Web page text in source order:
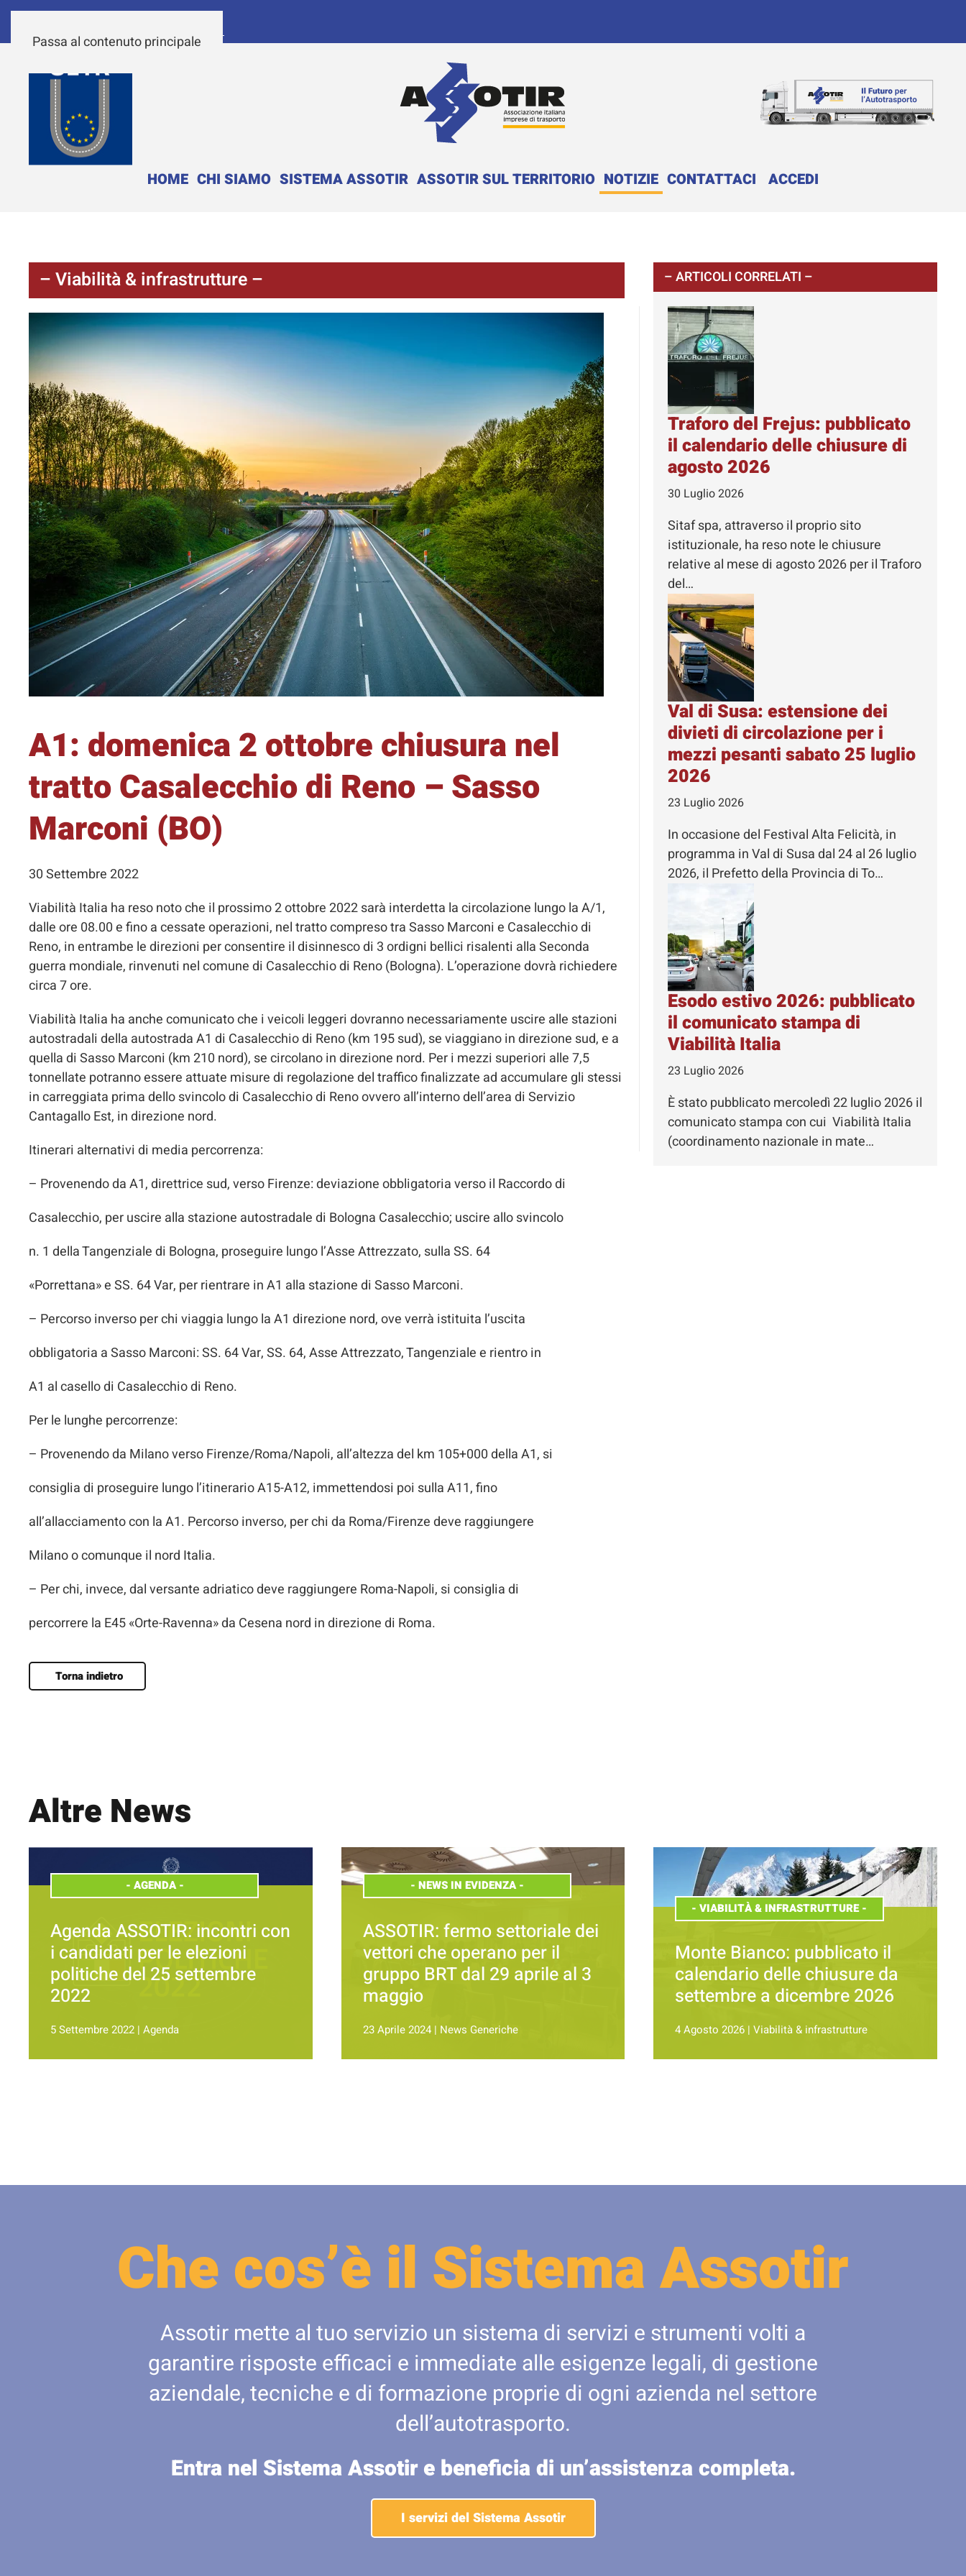
Passa al contenuto principale
HOME CHI SIAMO SISTEMA ASSOTIR ASSOTIR SUL TERRITORIO NOTIZIE CONTATTACI ACCEDI
– Viabilità & infrastrutture –
A1: domenica 2 ottobre chiusura nel
tratto Casalecchio di Reno – Sasso
Marconi (BO)
30 Settembre 2022
Viabilità Italia ha reso noto che il prossimo 2 ottobre 2022 sarà interdetta la circolazione lungo la A/1,
dalle ore 08.00 e fino a cessate operazioni, nel tratto compreso tra Sasso Marconi e Casalecchio di
Reno, in entrambe le direzioni per consentire il disinnesco di 3 ordigni bellici risalenti alla Seconda
guerra mondiale, rinvenuti nel comune di Casalecchio di Reno (Bologna). L’operazione dovrà richiedere
circa 7 ore.
Viabilità Italia ha anche comunicato che i veicoli leggeri dovranno necessariamente uscire alle stazioni
autostradali della autostrada A1 di Casalecchio di Reno (km 195 sud), se viaggiano in direzione sud, e a
quella di Sasso Marconi (km 210 nord), se circolano in direzione nord. Per i mezzi superiori alle 7,5
tonnellate potranno essere attuate misure di regolazione del traffico finalizzate ad accumulare gli stessi
in carreggiata prima dello svincolo di Casalecchio di Reno ovvero all’interno dell’area di Servizio
Cantagallo Est, in direzione nord.
Itinerari alternativi di media percorrenza:
– Provenendo da A1, direttrice sud, verso Firenze: deviazione obbligatoria verso il Raccordo di
Casalecchio, per uscire alla stazione autostradale di Bologna Casalecchio; uscire allo svincolo
n. 1 della Tangenziale di Bologna, proseguire lungo l’Asse Attrezzato, sulla SS. 64
«Porrettana» e SS. 64 Var, per rientrare in A1 alla stazione di Sasso Marconi.
– Percorso inverso per chi viaggia lungo la A1 direzione nord, ove verrà istituita l’uscita
obbligatoria a Sasso Marconi: SS. 64 Var, SS. 64, Asse Attrezzato, Tangenziale e rientro in
A1 al casello di Casalecchio di Reno.
Per le lunghe percorrenze:
– Provenendo da Milano verso Firenze/Roma/Napoli, all’altezza del km 105+000 della A1, si
consiglia di proseguire lungo l’itinerario A15-A12, immettendosi poi sulla A11, fino
all’allacciamento con la A1. Percorso inverso, per chi da Roma/Firenze deve raggiungere
Milano o comunque il nord Italia.
– Per chi, invece, dal versante adriatico deve raggiungere Roma-Napoli, si consiglia di
percorrere la E45 «Orte-Ravenna» da Cesena nord in direzione di Roma.
Torna indietro
– ARTICOLI CORRELATI –
Traforo del Frejus: pubblicato
il calendario delle chiusure di
agosto 2026
30 Luglio 2026
Sitaf spa, attraverso il proprio sito
istituzionale, ha reso note le chiusure
relative al mese di agosto 2026 per il Traforo
del…
Val di Susa: estensione dei
divieti di circolazione per i
mezzi pesanti sabato 25 luglio
2026
23 Luglio 2026
In occasione del Festival Alta Felicità, in
programma in Val di Susa dal 24 al 26 luglio
2026, il Prefetto della Provincia di To…
Esodo estivo 2026: pubblicato
il comunicato stampa di
Viabilità Italia
23 Luglio 2026
È stato pubblicato mercoledì 22 luglio 2026 il
comunicato stampa con cui Viabilità Italia
(coordinamento nazionale in mate…
Altre News
- AGENDA-
Agenda ASSOTIR: incontri con
i candidati per le elezioni
politiche del 25 settembre
2022
5 Settembre 2022 | Agenda
- NEWS IN EVIDENZA-
ASSOTIR: fermo settoriale dei
vettori che operano per il
gruppo BRT dal 29 aprile al 3
maggio
23 Aprile 2024| News Generiche
-VIABILITÀ & INFRASTRUTTURE-
Monte Bianco: pubblicato il
calendario delle chiusure da
settembre a dicembre 2026
4 Agosto 2026 |Viabilità & infrastrutture
Che cos’è il Sistema Assotir
Assotir mette al tuo servizio un sistema di servizi e strumenti volti a
garantire risposte efficaci e immediate alle esigenze legali, di gestione
aziendale, tecniche e di formazione proprie di ogni azienda nel settore
dell’autotrasporto.
Entra nel Sistema Assotir e beneficia di un’assistenza completa.
I servizi del Sistema Assotir